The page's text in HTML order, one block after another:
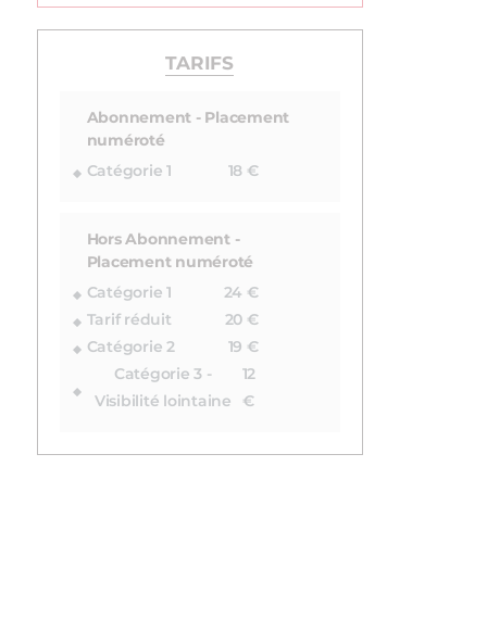
TARIFS
Abonnement - Placement
numéroté
Catégorie 1
18 €
Hors Abonnement -
Placement numéroté
Catégorie 1
24 €
Tarif réduit
20 €
Catégorie 2
19 €
Catégorie 3 -
Visibilité lointaine
12
€